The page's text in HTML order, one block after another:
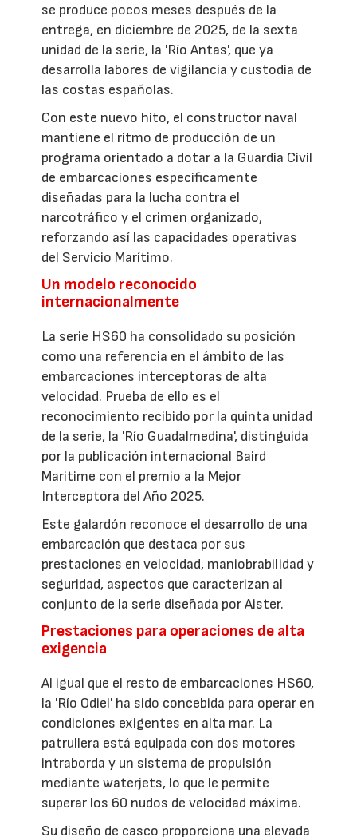
se produce pocos meses después de la
entrega, en diciembre de 2025, de la sexta
unidad de la serie, la 'Río Antas', que ya
desarrolla labores de vigilancia y custodia de
las costas españolas.
Con este nuevo hito, el constructor naval
mantiene el ritmo de producción de un
programa orientado a dotar a la Guardia Civil
de embarcaciones específicamente
diseñadas para la lucha contra el
narcotráfico y el crimen organizado,
reforzando así las capacidades operativas
del Servicio Marítimo.
Un modelo reconocido
internacionalmente
La serie HS60 ha consolidado su posición
como una referencia en el ámbito de las
embarcaciones interceptoras de alta
velocidad. Prueba de ello es el
reconocimiento recibido por la quinta unidad
de la serie, la 'Río Guadalmedina', distinguida
por la publicación internacional Baird
Maritime con el premio a la Mejor
Interceptora del Año 2025.
Este galardón reconoce el desarrollo de una
embarcación que destaca por sus
prestaciones en velocidad, maniobrabilidad y
seguridad, aspectos que caracterizan al
conjunto de la serie diseñada por Aister.
Prestaciones para operaciones de alta
exigencia
Al igual que el resto de embarcaciones HS60,
la 'Río Odiel' ha sido concebida para operar en
condiciones exigentes en alta mar. La
patrullera está equipada con dos motores
intraborda y un sistema de propulsión
mediante waterjets, lo que le permite
superar los 60 nudos de velocidad máxima.
Su diseño de casco proporciona una elevada